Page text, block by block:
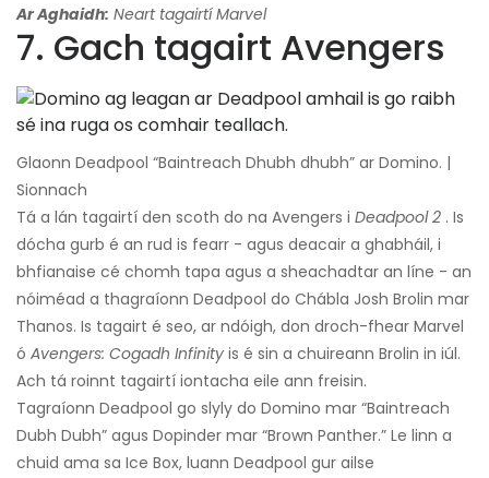
Ar Aghaidh: Neart tagairtí Marvel
7. Gach tagairt Avengers
Glaonn Deadpool “Baintreach Dhubh dhubh” ar Domino. |
Sionnach
Tá a lán tagairtí den scoth do na Avengers i Deadpool 2 . Is
dócha gurb é an rud is fearr - agus deacair a ghabháil, i
bhfianaise cé chomh tapa agus a sheachadtar an líne - an
nóiméad a thagraíonn Deadpool do Chábla Josh Brolin mar
Thanos. Is tagairt é seo, ar ndóigh, don droch-fhear Marvel
ó Avengers: Cogadh Infinity is é sin a chuireann Brolin in iúl.
Ach tá roinnt tagairtí iontacha eile ann freisin.
Tagraíonn Deadpool go slyly do Domino mar “Baintreach
Dubh Dubh” agus Dopinder mar “Brown Panther.” Le linn a
chuid ama sa Ice Box, luann Deadpool gur ailse